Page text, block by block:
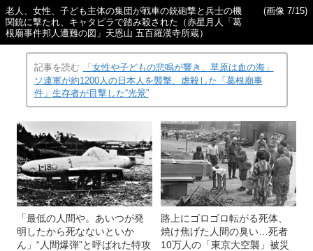
老人、女性、子ども主体の集団が戦車の銃砲撃と兵士の機
関銃に撃たれ、キャタピラで踏み殺された（赤星月人「葛
根廟事件邦人遭難の図」天恩山 五百羅漢寺所蔵）
(画像 7/15)
記事を読む
「女性や子どもの悲鳴が響き、草原は血の海」
ソ連軍が約1200人の日本人を襲撃、虐殺した「葛根廟事
件」生存者が目撃した“光景”
「最低の人間や。あいつが発
明したから死なないといか
ん」“人間爆弾”と呼ばれた特攻
路上にゴロゴロ転がる死体、
焼け焦げた人間の臭い…死者
10万人の「東京大空襲」被災